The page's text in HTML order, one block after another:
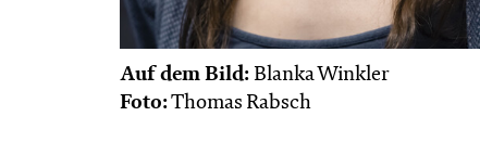
Auf dem Bild: Blanka Winkler
Foto:Thomas Rabsch